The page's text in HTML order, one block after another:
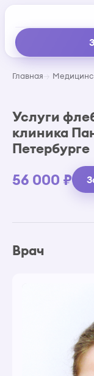
Главная
Услуги
клиника
Петербурге
56 000 ₽
Врач